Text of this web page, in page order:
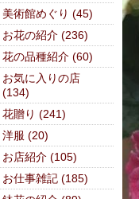
美術館めぐり (45)
お花の紹介 (236)
花の品種紹介 (60)
お気に入りの店
(134)
花贈り (241)
洋服 (20)
お店紹介 (105)
お仕事雑記 (185)